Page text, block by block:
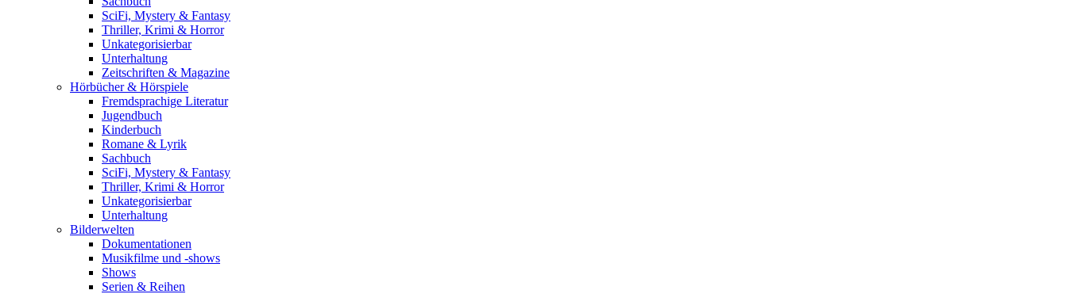
SciFi, Mystery & Fantasy
Thriller, Krimi & Horror
Unkategorisierbar
Unterhaltung
Zeitschriften & Magazine
Hörbücher & Hörspiele
Fremdsprachige Literatur
Jugendbuch
Kinderbuch
Romane & Lyrik
Sachbuch
SciFi, Mystery & Fantasy
Thriller, Krimi & Horror
Unkategorisierbar
Unterhaltung
Bilderwelten
Dokumentationen
Musikfilme und -shows
Shows
Serien & Reihen